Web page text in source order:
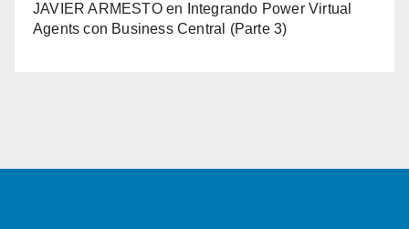
JAVIER ARMESTOen
Integrando Power Virtual
Agents con Business Central (Parte 3)